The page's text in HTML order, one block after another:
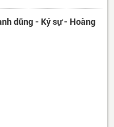
dũng - Ký sự - Hoàng